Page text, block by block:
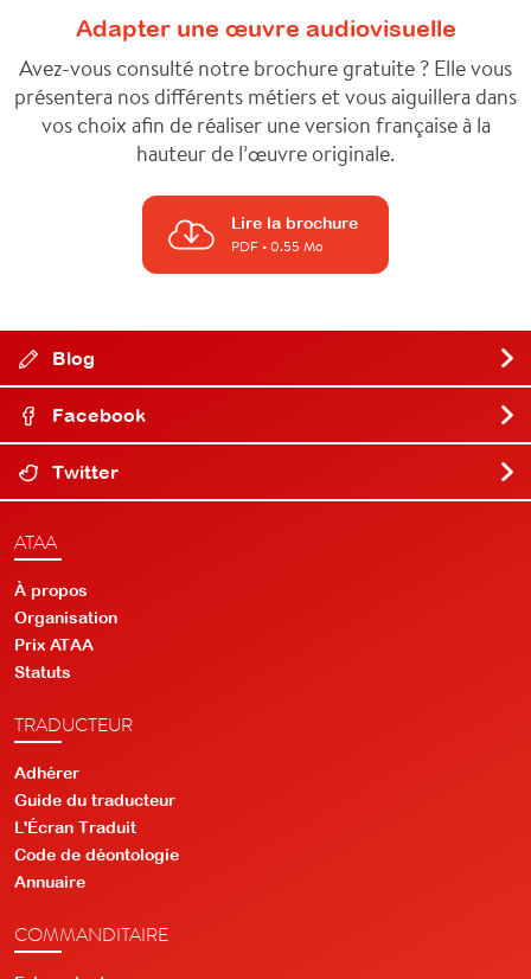
Adapter une œuvre audiovisuelle
Avez-vous consulté notre brochure gratuite ? Elle vous
présentera nos différents métiers et vous aiguillera dans
vos choix afin de réaliser une version française à la
hauteur de l’œuvre originale.
Lire la brochure
PDF• 0.55 Mo
Blog
Facebook
Twitter
ATAA
À propos
Organisation
Prix ATAA
Statuts
TRADUCTEUR
Adhérer
Guide du traducteur
L'Écran Traduit
Code de déontologie
Annuaire
COMMANDITAIRE